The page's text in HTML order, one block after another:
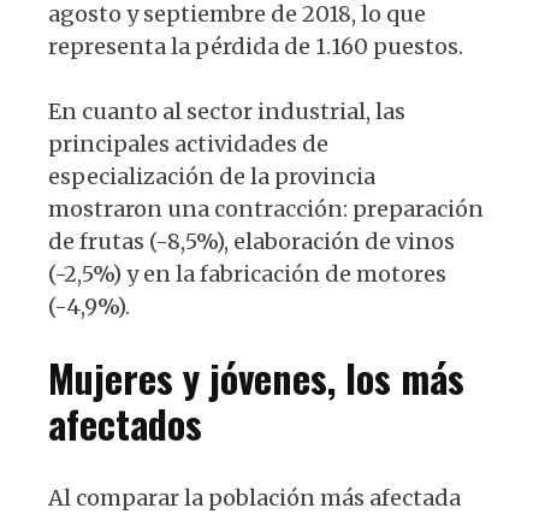
agosto y septiembre de 2018, lo que
representa la pérdida de 1.160 puestos.
En cuanto al sector industrial, las
principales actividades de
especialización de la provincia
mostraron una contracción: preparación
de frutas (-8,5%), elaboración de vinos
(-2,5%) y en la fabricación de motores
(-4,9%).
Mujeres y jóvenes, los más
afectados
Al comparar la población más afectada